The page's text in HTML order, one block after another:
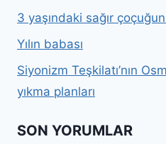
3 yaşındaki sağır
Yılın babası
Siyonizm Teşkilatı’nın
yıkma planları
SON YORUMLAR